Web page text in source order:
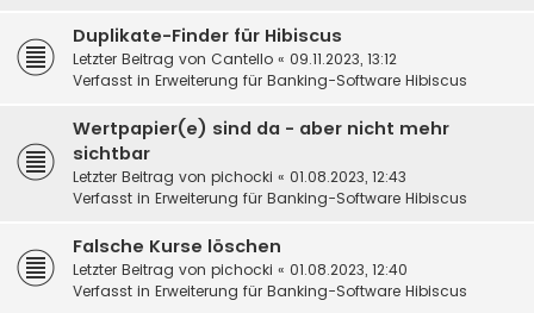
Duplikate-Finder für Hibiscus
Letzter Beitrag von Cantello « 09.11.2023, 13:12
Verfasst in Erweiterung für Banking-Software Hibiscus
Wertpapier(e) sind da - aber nicht mehr
sichtbar
Letzter Beitrag von pichocki « 01.08.2023, 12:43
Verfasst in Erweiterung für Banking-Software Hibiscus
Falsche Kurse löschen
Letzter Beitrag von pichocki « 01.08.2023, 12:40
Verfasst in Erweiterung für Banking-Software Hibiscus